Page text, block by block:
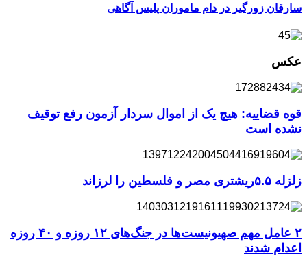
سارقان زورگیر در دام ماموران پلیس آگاهی
عکس
قوه قضاییه: هیچ یک از اموال سردار آزمون رفع توقیف
نشده است
زلزله ۵.۵ریشتری مصر و فلسطین را لرزاند
۲ عامل مهم صهیونیست‌ها در جنگ‌های ۱۲ روزه و ۴۰ روزه
اعدام شدند